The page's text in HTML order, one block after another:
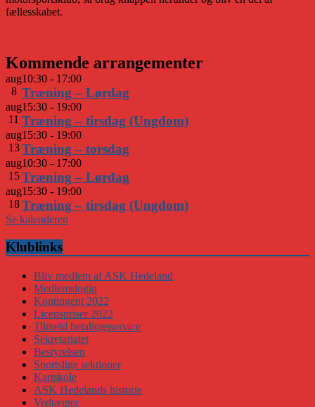
fællesskabet.
Kommende arrangementer
aug
8
10:30 - 17:00
Træning – Lørdag
aug
11
15:30 - 19:00
Træning – tirsdag (Ungdom)
aug
13
15:30 - 19:00
Træning – torsdag
aug
15
10:30 - 17:00
Træning – Lørdag
aug
18
15:30 - 19:00
Træning – tirsdag (Ungdom)
Se kalenderen
Klublinks
Bliv medlem af ASK Hedeland
Medlemslogin
Kontingent 2022
Licenspriser 2022
Tilmeld betalingsservice
Sekretariatet
Bestyrelsen
Sportslige sektioner
Kartskole
ASK Hedelands historie
Vedtægter